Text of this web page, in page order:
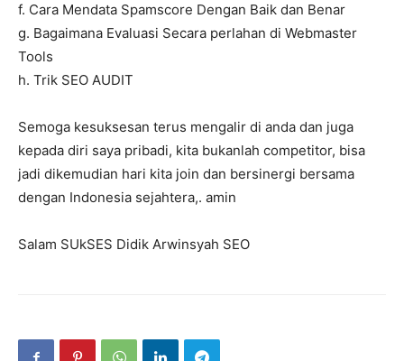
f. Cara Mendata Spamscore Dengan Baik dan Benar
g. Bagaimana Evaluasi Secara perlahan di Webmaster
Tools
h. Trik SEO AUDIT
Semoga kesuksesan terus mengalir di anda dan juga
kepada diri saya pribadi, kita bukanlah competitor, bisa
jadi dikemudian hari kita join dan bersinergi bersama
dengan Indonesia sejahtera,. amin
Salam SUkSES Didik Arwinsyah SEO